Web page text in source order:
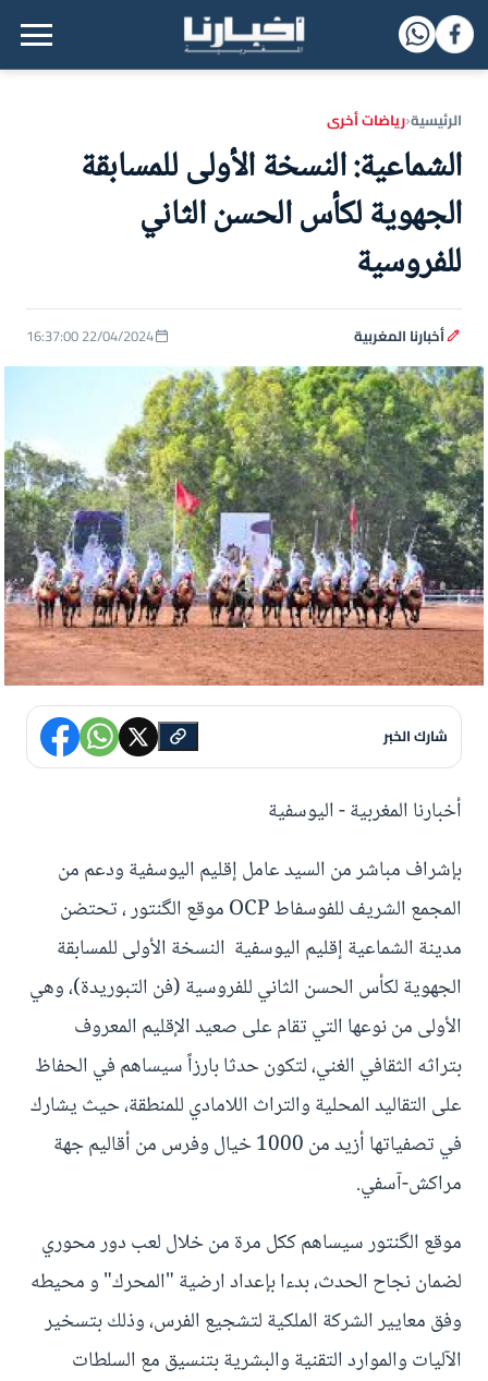
القائمة الرئيسية
الرئيسية‹رياضات أخرى
الشماعية: النسخة الأولى للمسابقة
الجهوية لكأس الحسن الثاني
للفروسية
أخبارنا المغربية 22/04/2024 16:37:00
شارك الخبر
أخبارنا المغربية - اليوسفية
بإشراف مباشر من السيد عامل إقليم اليوسفية ودعم من
المجمع الشريف للفوسفاط OCP موقع الگنتور ، تحتضن
مدينة الشماعية إقليم اليوسفية النسخة الأولى للمسابقة
الجهوية لكأس الحسن الثاني للفروسية (فن التبوريدة)، وهي
الأولى من نوعها التي تقام على صعيد الإقليم المعروف
بتراثه الثقافي الغني، لتكون حدثا بارزاً سيساهم في الحفاظ
على التقاليد المحلية والتراث اللامادي للمنطقة، حيث يشارك
في تصفياتها أزيد من 1000 خيال وفرس من أقاليم جهة
مراكش-آسفي.
موقع الگنتور سيساهم ككل مرة من خلال لعب دور محوري
لضمان نجاح الحدث، بدءا بإعداد ارضية "المحرك" و محيطه
وفق معايير الشركة الملكية لتشجيع الفرس، وذلك بتسخير
الآليات والموارد التقنية والبشرية بتنسيق مع السلطات